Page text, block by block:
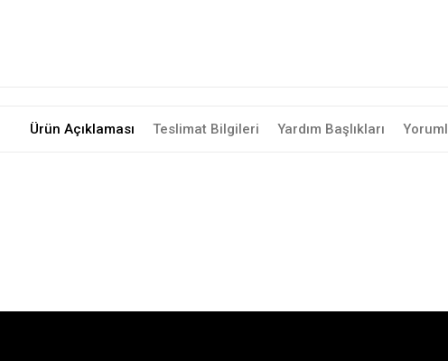
Ürün Açıklaması Teslimat Bilgileri Yardım Başlıkları